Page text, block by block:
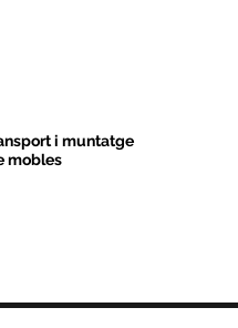
i muntatge
mobles